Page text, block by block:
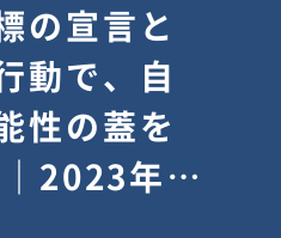
のスタン
想を裏切
える”【真